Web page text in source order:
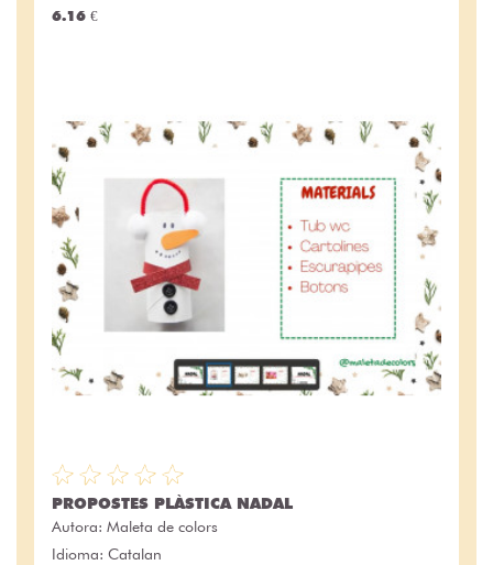
6.16 €
PROPOSTES PLÀSTICA NADAL
Autora: Maleta de colors
Idioma: Catalan